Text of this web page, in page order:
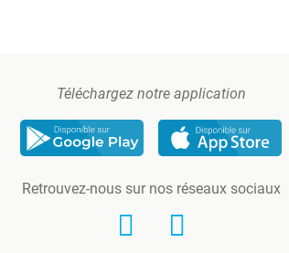
Téléchargez notre application
Retrouvez-nous sur nos réseaux sociaux